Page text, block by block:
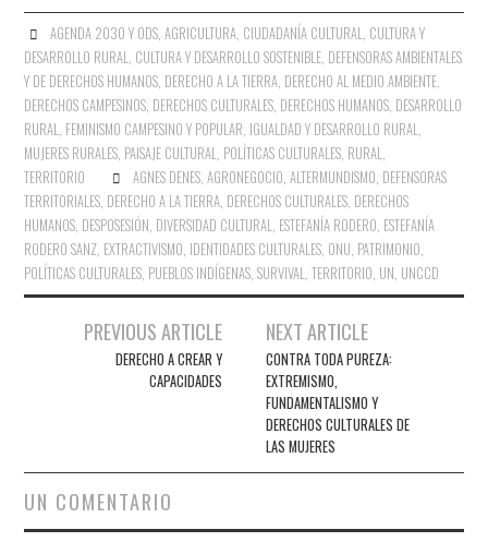
AGENDA 2030 Y ODS, AGRICULTURA, CIUDADANÍA CULTURAL, CULTURA Y
DESARROLLO RURAL, CULTURA Y DESARROLLO SOSTENIBLE, DEFENSORAS AMBIENTALES
Y DE DERECHOS HUMANOS, DERECHO A LA TIERRA, DERECHO AL MEDIO AMBIENTE,
DERECHOS CAMPESINOS, DERECHOS CULTURALES, DERECHOS HUMANOS, DESARROLLO
RURAL, FEMINISMO CAMPESINO Y POPULAR, IGUALDAD Y DESARROLLO RURAL,
MUJERES RURALES, PAISAJE CULTURAL, POLÍTICAS CULTURALES, RURAL,
TERRITORIO
AGNES DENES, AGRONEGOCIO, ALTERMUNDISMO, DEFENSORAS
TERRITORIALES, DERECHO A LA TIERRA, DERECHOS CULTURALES, DERECHOS
HUMANOS, DESPOSESIÓN, DIVERSIDAD CULTURAL, ESTEFANÍA RODERO, ESTEFANÍA
RODERO SANZ, EXTRACTIVISMO, IDENTIDADES CULTURALES, ONU, PATRIMONIO,
POLÍTICAS CULTURALES, PUEBLOS INDÍGENAS,SURVIVAL,TERRITORIO, UN, UNCCD
Navegación
PREVIOUS ARTICLE
DERECHO A CREAR Y
CAPACIDADES
NEXT ARTICLE
CONTRA TODA PUREZA:
EXTREMISMO,
FUNDAMENTALISMO Y
DERECHOS CULTURALES DE
LAS MUJERES
UN COMENTARIO